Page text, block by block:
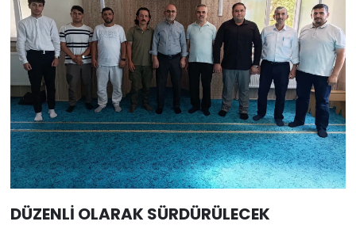
DÜZENLİ OLARAK SÜRDÜRÜLECEK